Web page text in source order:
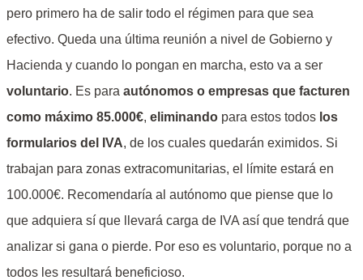
pero primero ha de salir todo el régimen para que sea
efectivo. Queda una última reunión a nivel de Gobierno y
Hacienda y cuando lo pongan en marcha, esto va a ser
voluntario. Es para autónomos o empresas que facturen
como máximo 85.000€, eliminando para estos todos los
formularios del IVA, de los cuales quedarán eximidos. Si
trabajan para zonas extracomunitarias, el límite estará en
100.000€. Recomendaría al autónomo que piense que lo
que adquiera sí que llevará carga de IVA así que tendrá que
analizar si gana o pierde. Por eso es voluntario, porque no a
todos les resultará beneficioso.